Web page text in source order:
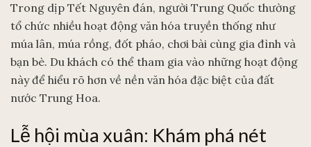
Trong dịp Tết Nguyên đán, người Trung Quốc thường
tổ chức nhiều hoạt động văn hóa truyền thống như
múa lân, múa rồng, đốt pháo, chơi bài cùng gia đình và
bạn bè. Du khách có thể tham gia vào những hoạt động
này để hiểu rõ hơn về nền văn hóa đặc biệt của đất
nước Trung Hoa.
Lễ hội mùa xuân: Khám phá nét